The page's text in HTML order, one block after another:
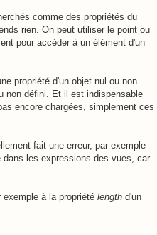
comme des propriétés du
rien. On peut utiliser le point ou
pour accéder à un élément d'un
propriété d'un objet nul ou non
non défini. Et il est indispensable
encore chargées, simplement ces
fait une erreur, par exemple
dans les expressions des vues, car
à la propriété length d'un